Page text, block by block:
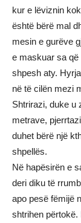
kur e lëviznin
është bërë mal
mesin e gurëve
e maskuar sa që
shpesh aty.
në të cilën mezi
Shtrirazi, duke u
metrave,
duhet bërë një
shpellës.
Në hapësirën e
deri diku të
apo pesë fëmijë
shtrihen përtokë.